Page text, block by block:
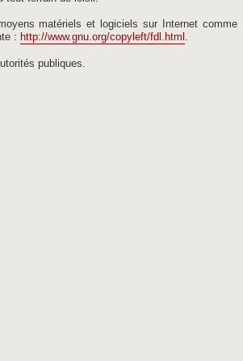
matériels et logiciels sur Internet
: http://www.gnu.org/copyleft/fdl.html .
publiques.